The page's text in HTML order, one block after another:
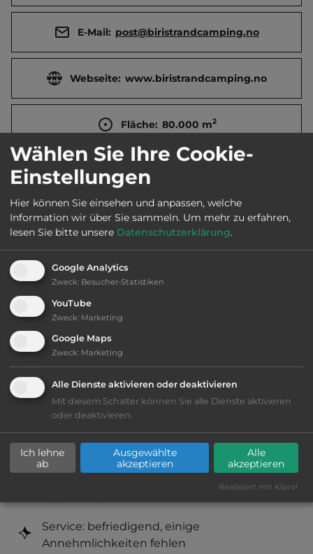
E-Mail: post@biristrandcamping.no
Webseite: www.biristrandcamping.no
Fläche: 80.000 m2
Öffnungszeiten:
Telefon: 0047 61184672
Ausstattung:
Langlauf
Klassifizierung: befriedigend
Lage: schön
Geräuschkulisse: sehr ruhig
Service: befriedigend, einige
Annehmlichkeiten fehlen
Wählen Sie Ihre Cookie-
Einstellungen
Hier können Sie einsehen und anpassen, welche
Information wir über Sie sammeln. Um mehr zu erfahren,
lesen Sie bitte unsere Datenschutzerklärung.
Google Analytics
Zweck: Besucher-Statistiken
YouTube
Zweck: Marketing
Google Maps
Zweck: Marketing
Alle Dienste aktivieren oder deaktivieren
Mit diesem Schalter können Sie alle Dienste aktivieren
oder deaktivieren.
Ich lehne
ab
Ausgewählte
akzeptieren
Alle
akzeptieren
Realisiert mit Klaro!